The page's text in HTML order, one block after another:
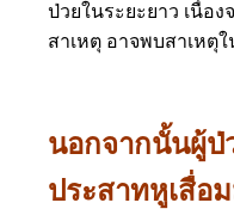
ป่วยในระยะยาว เนื่อ
สาเหตุ อาจพบสาเหตุ
นอกจากนั้นผู้ป่
ประสาทหูเสื่อ